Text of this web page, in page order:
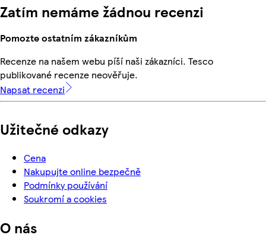
Zatím nemáme žádnou recenzi
Pomozte ostatním zákazníkům
Recenze na našem webu píší naši zákazníci. Tesco
publikované recenze neověřuje.
Napsat recenzi
Užitečné odkazy
Cena
Nakupujte online bezpečně
Podmínky používání
Soukromí a cookies
O nás